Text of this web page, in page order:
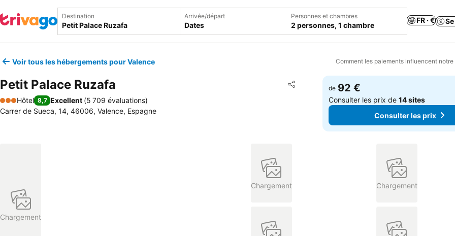
Destination Arrivée/départ
Dates
Personnes et chambres
2 personnes, 1 chambre
FR · €
Voir tous les hébergements pour Valence Comment les paiements influencent
Petit Palace Ruzafa Partager
Ajouter à mes favoris
3 Étoiles
Hôtel 8,7 Excellent (5 709 évaluations)
Carrer de Sueca, 14, 46006, Valence, Espagne
de 92 €
Consulter les prix de14 sites
Consulter les prix
Chargement
Chargement Chargement